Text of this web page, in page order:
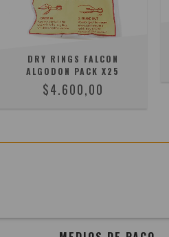
DRY RINGS FALCON
ALGODON PACK X25
$4.600,00